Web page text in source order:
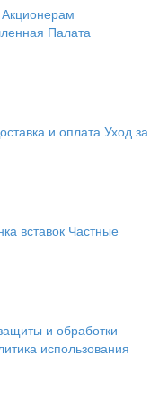
Акционерам
Палата
и оплата Уход за
вставок Частные
и обработки
использования